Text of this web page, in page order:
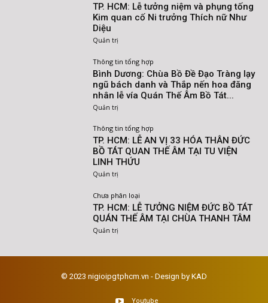
TP. HCM: Lễ tưởng niệm và phụng tống
Kim quan cố Ni trưởng Thích nữ Như
Diệu
Quản trị
Thông tin tổng hợp
Bình Dương: Chùa Bồ Đề Đạo Tràng lạy
ngũ bách danh và Thắp nến hoa đăng
nhân lễ vía Quán Thế Âm Bồ Tát...
Quản trị
Thông tin tổng hợp
TP. HCM: LỄ AN VỊ 33 HÓA THÂN ĐỨC
BỒ TÁT QUAN THẾ ÂM TẠI TU VIỆN
LINH THỨU
Quản trị
Chưa phân loại
TP. HCM: LỄ TƯỞNG NIỆM ĐỨC BỒ TÁT
QUÁN THẾ ÂM TẠI CHÙA THANH TÂM
Quản trị
© 2023 nigioipgtphcm.vn - Design by KAD
Youtube